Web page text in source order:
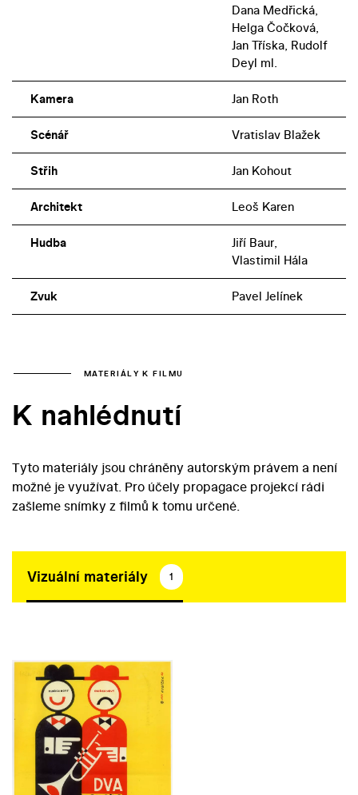
Dana Medřická,
Helga Čočková,
Jan Tříska, Rudolf
Deyl ml.
Kamera Jan Roth
Scénář Vratislav Blažek
Střih Jan Kohout
Architekt Leoš Karen
Hudba
Jiří Baur,
Vlastimil Hála
Zvuk Pavel Jelínek
MATERIÁLY K FILMU
K nahlédnutí
Tyto materiály jsou chráněny autorským právem a není
možné je využívat. Pro účely propagace projekcí rádi
zašleme snímky z filmů k tomu určené.
Vizuální materiály 1